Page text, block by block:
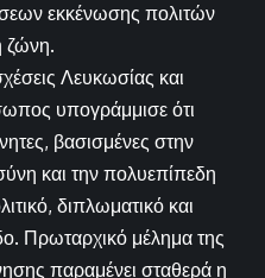
εκκένωσης πολιτών
ζώνη.
Λευκωσίας και
υπογράμμισε ότι
βασισμένες στην
και την πολυεπίπεδη
διπλωματικό και
Πρωταρχικό μέλημα της
παραμένει σταθερά η